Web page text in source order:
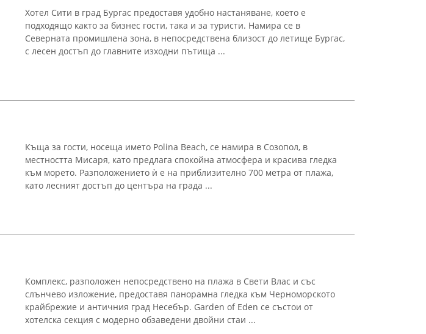
Хотел Сити в град Бургас предоставя удобно настаняване, което е
подходящо както за бизнес гости, така и за туристи. Намира се в
Северната промишлена зона, в непосредствена близост до летище Бургас,
с лесен достъп до главните изходни пътища ...
Къща за гости, носеща името Polina Beach, се намира в Созопол, в
местността Мисаря, като предлага спокойна атмосфера и красива гледка
към морето. Разположението ѝ е на приблизително 700 метра от плажа,
като лесният достъп до центъра на града ...
Комплекс, разположен непосредствено на плажа в Свети Влас и със
слънчево изложение, предоставя панорамна гледка към Черноморското
крайбрежие и античния град Несебър. Garden of Eden се състои от
хотелска секция с модерно обзаведени двойни стаи ...